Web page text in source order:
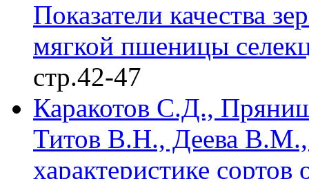
Показатели качества
мягкой пшеницы
стр.42-47
Каракотов С.Д.,
Титов В.Н., Деева
характеристике